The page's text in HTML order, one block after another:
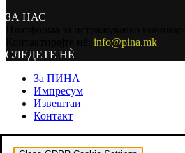
ЗА НАС
info@pina.mk
СЛЕДЕТЕ НЀ
За ПИНА
Импресум
Извештаи
Контакт